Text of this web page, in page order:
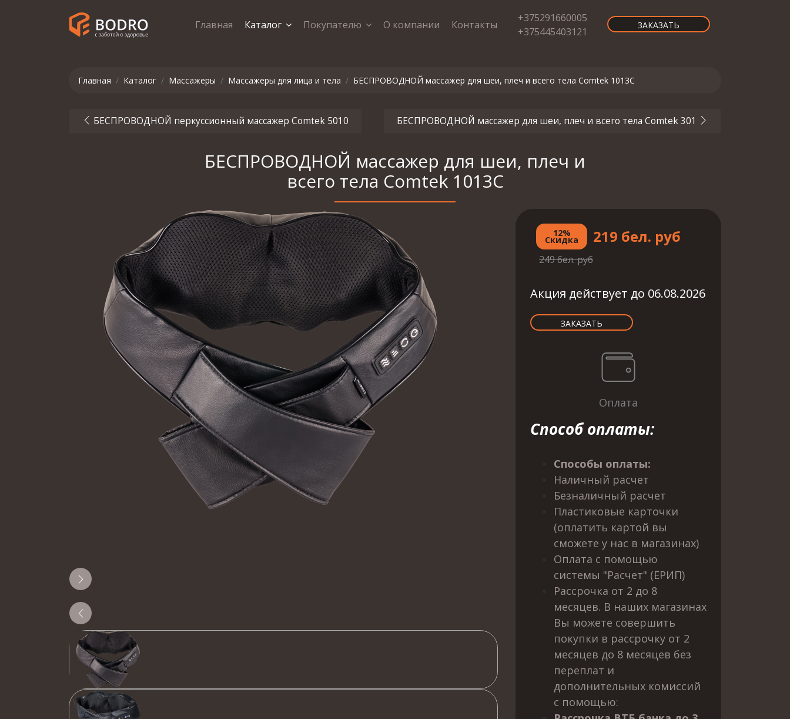
Главная Каталог Покупателю О компании Контакты
+375291660005
+375445403121
ЗАКАЗАТЬ
Главная Каталог Массажеры Массажеры для лица и тела БЕСПРОВОДНОЙ массажер для шеи, плеч и всего тела Comtek 1013С
БЕСПРОВОДНОЙ перкуссионный массажер Сomtek 5010 БЕСПРОВОДНОЙ массажер для шеи, плеч и всего тела Comtek 301
БЕСПРОВОДНОЙ массажер для шеи, плеч и
всего тела Comtek 1013С
249 бел. pуб
219 бел. pуб
12%
Скидка
Акция действует до 06.08.2026
ЗАКАЗАТЬ
Оплата
Способ оплаты:
Способы оплаты:
Наличный расчет
Безналичный расчет
Пластиковые карточки
(оплатить картой вы
сможете у нас в магазинах)
Оплата с помощью
системы "Расчет" (ЕРИП)
Рассрочка от 2 до 8
месяцев. В наших магазинах
Вы можете совершить
покупки в рассрочку от 2
месяцев до 8 месяцев без
переплат и
дополнительных комиссий
с помощью: